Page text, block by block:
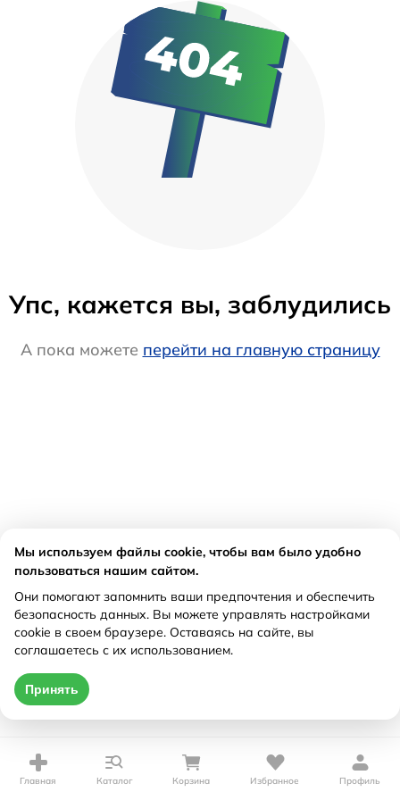
Упс, кажется вы, заблудились
А пока можете перейти на главную страницу
Главная Каталог Корзина Избранное Профиль
Мы используем файлы cookie, чтобы вам было удобно
пользоваться нашим сайтом.
Они помогают запомнить ваши предпочтения и обеспечить
безопасность данных. Вы можете управлять настройками
cookie в своем браузере. Оставаясь на сайте, вы
соглашаетесь с их использованием.
Принять